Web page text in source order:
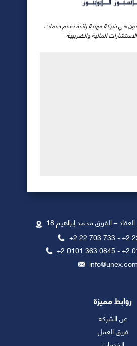
هي شركة مهنية رائدة تقدم خدمات
المالية والضريبية
– ​الفريق محمد إبراهيم
+2 ​22 703 733 - +2
+2​ 0101 363 0845 - +2
روابط مميزة
عن الشركة
فريق العمل